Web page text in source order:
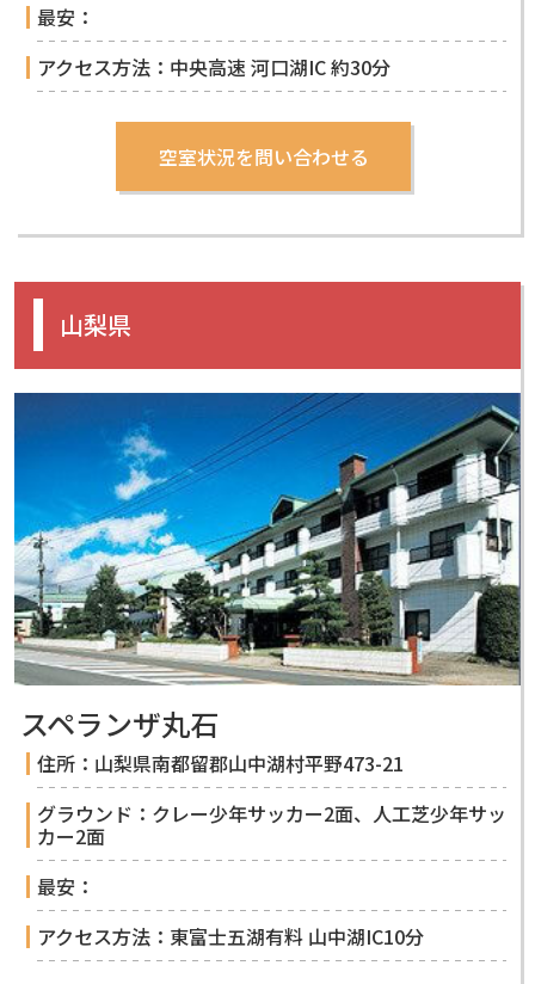
最安：
アクセス方法：中央高速 河口湖IC 約30分
山梨県
スペランザ丸石
住所：山梨県南都留郡山中湖村平野473-21
グラウンド：クレー少年サッカー2面、人工芝少年サッ
カー2面
最安：
アクセス方法：東富士五湖有料 山中湖IC10分